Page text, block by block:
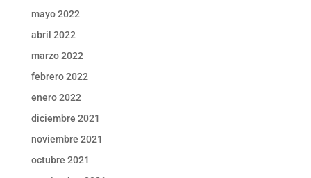
mayo 2022
abril 2022
marzo 2022
febrero 2022
enero 2022
diciembre 2021
noviembre 2021
octubre 2021